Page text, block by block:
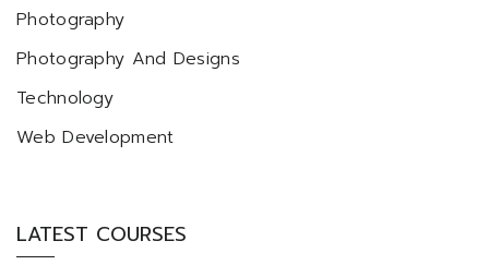
Photography
Photography And Designs
Technology
Web Development
LATEST COURSES